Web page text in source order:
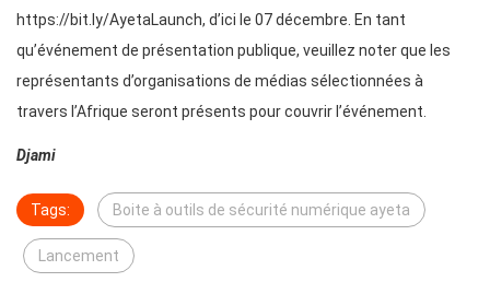
https://bit.ly/AyetaLaunch, d’ici le 07 décembre. En tant
qu’événement de présentation publique, veuillez noter que les
représentants d’organisations de médias sélectionnées à
travers l’Afrique seront présents pour couvrir l’événement.
Djami
Tags: Boite à outils de sécurité numérique ayeta
Lancement